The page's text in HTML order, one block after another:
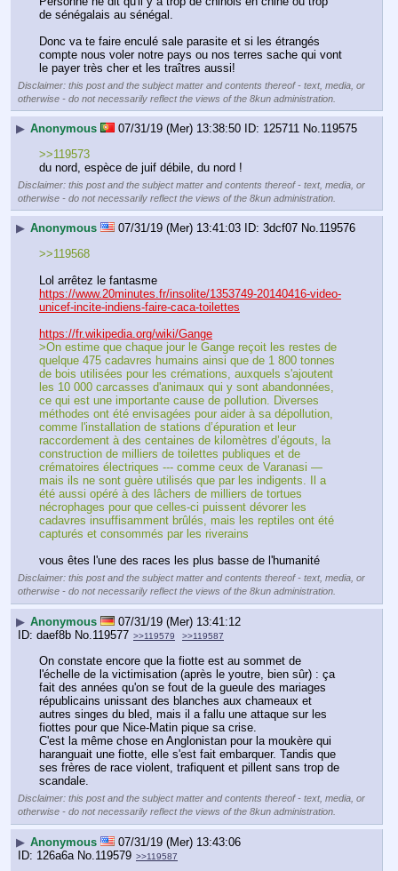
de sénégalais au sénégal.
Donc va te faire enculé sale parasite et si les étrangés
compte nous voler notre pays ou nos terres sache qui vont
le payer très cher et les traîtres aussi!
Disclaimer: this post and the subject matter and contents thereof - text, media, or
otherwise - do not necessarily reflect the views of the 8kun administration.
▶ Anonymous 07/31/19 (Mer) 13:38:50 125711 No.119575
>>119573
du nord, espèce de juif débile, du nord !
Disclaimer: this post and the subject matter and contents thereof - text, media, or
otherwise - do not necessarily reflect the views of the 8kun administration.
▶ Anonymous 07/31/19 (Mer) 13:41:03 3dcf07 No.119576
>>119568
Lol arrêtez le fantasme
https://www.20minutes.fr/insolite/1353749-20140416-video-
unicef-incite-indiens-faire-caca-toilettes
https://fr.wikipedia.org/wiki/Gange
>On estime que chaque jour le Gange reçoit les restes de
quelque 475 cadavres humains ainsi que de 1 800 tonnes
de bois utilisées pour les crémations, auxquels s'ajoutent
les 10 000 carcasses d'animaux qui y sont abandonnées,
ce qui est une importante cause de pollution. Diverses
méthodes ont été envisagées pour aider à sa dépollution,
comme l'installation de stations d’épuration et leur
raccordement à des centaines de kilomètres d’égouts, la
construction de milliers de toilettes publiques et de
crématoires électriques --- comme ceux de Varanasi —
mais ils ne sont guère utilisés que par les indigents. Il a
été aussi opéré à des lâchers de milliers de tortues
nécrophages pour que celles-ci puissent dévorer les
cadavres insuffisamment brûlés, mais les reptiles ont été
capturés et consommés par les riverains
vous êtes l'une des races les plus basse de l'humanité
Disclaimer: this post and the subject matter and contents thereof - text, media, or
otherwise - do not necessarily reflect the views of the 8kun administration.
▶ Anonymous
07/31/19 (Mer) 13:41:12
daef8b No. 119577 >>119579 >>119587
On constate encore que la fiotte est au sommet de
l'échelle de la victimisation (après le youtre, bien sûr) : ça
fait des années qu'on se fout de la gueule des mariages
républicains unissant des blanches aux chameaux et
autres singes du bled, mais il a fallu une attaque sur les
fiottes pour que Nice-Matin pique sa crise.
C'est la même chose en Anglonistan pour la moukère qui
haranguait une fiotte, elle s'est fait embarquer. Tandis que
ses frères de race violent, trafiquent et pillent sans trop de
scandale.
Disclaimer: this post and the subject matter and contents thereof - text, media, or
otherwise - do not necessarily reflect the views of the 8kun administration.
▶ Anonymous
07/31/19 (Mer) 13:43:06
126a6a No. 119579 >>119587